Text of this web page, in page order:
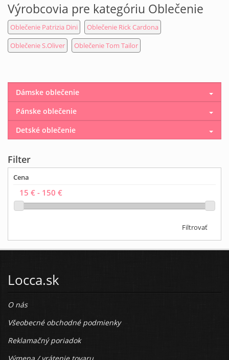
Výrobcovia pre kategóriu Oblečenie
Oblečenie Patrizia Dini
Oblečenie Rick Cardona
Oblečenie S.Oliver
Oblečenie Tom Tailor
Dámske oblečenie
Pánske oblečenie
Detské oblečenie
Filter
Cena
Filtrovať
Locca.sk
O nás
Všeobecné obchodné podmienky
Reklamačný poriadok